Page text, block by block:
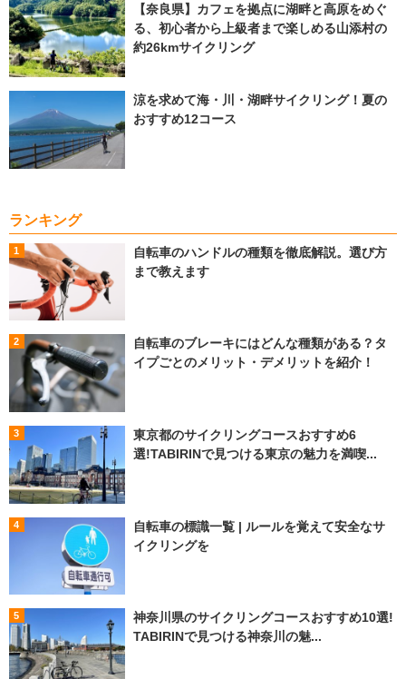
【奈良県】カフェを拠点に湖畔と高原をめぐ
る、初心者から上級者まで楽しめる山添村の
約26kmサイクリング
涼を求めて海・川・湖畔サイクリング！夏の
おすすめ12コース
ランキング
自転車のハンドルの種類を徹底解説。選び方
まで教えます
自転車のブレーキにはどんな種類がある？タ
イプごとのメリット・デメリットを紹介！
東京都のサイクリングコースおすすめ6
選!TABIRINで見つける東京の魅力を満喫...
自転車の標識一覧 | ルールを覚えて安全なサ
イクリングを
神奈川県のサイクリングコースおすすめ10選!
TABIRINで見つける神奈川の魅...